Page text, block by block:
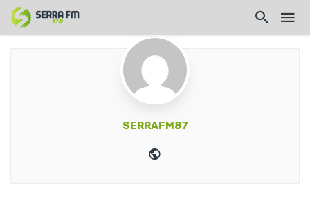
SERRAFM87